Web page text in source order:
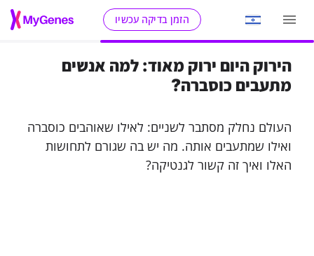
הזמן בדיקה עכשיו
הירוק היום ירוק מאוד: למה אנשים
מתעבים כוסברה?
העולם נחלק מסתבר לשניים: לאילו שאוהבים כוסברה
ואילו שמתעבים אותה. מה יש בה שגורם לתחושות
האלו ואיך זה קשור לגנטיקה?